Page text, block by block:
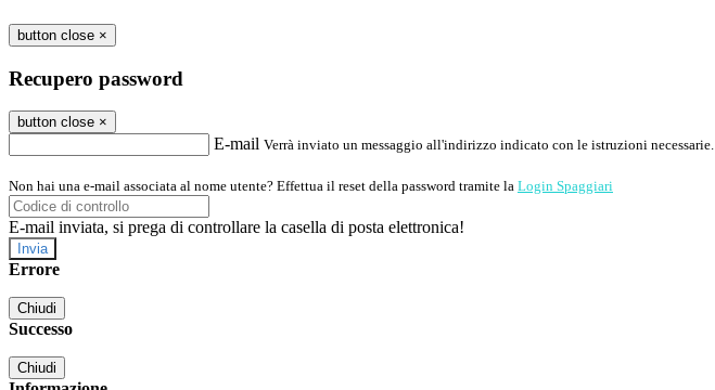
button close ×
Recupero password
button close ×
E-mail Verrà inviato un messaggio all'indirizzo indicato con le istruzioni necessarie.
Non hai una e-mail associata al nome utente? Effettua il reset della password tramite la Login Spaggiari
E-mail inviata, si prega di controllare la casella di posta elettronica!
Errore
Chiudi
Successo
Chiudi